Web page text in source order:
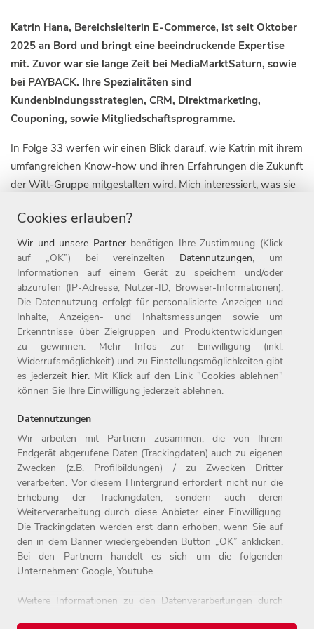
Katrin Hana, Bereichsleiterin E-Commerce, ist seit Oktober
2025 an Bord und bringt eine beeindruckende Expertise
mit. Zuvor war sie lange Zeit bei MediaMarktSaturn, sowie
bei PAYBACK. Ihre Spezialitäten sind
Kundenbindungsstrategien, CRM, Direktmarketing,
Couponing, sowie Mitgliedschaftsprogramme.
In Folge 33 werfen wir einen Blick darauf, wie Katrin mit ihrem
umfangreichen Know-how und ihren Erfahrungen die Zukunft
der Witt-Gruppe mitgestalten wird. Mich interessiert, was sie
Führungsstil beschreibt und was sie von unserer
Unternehmenskultur hält.
Home
Arbeitgeber
Benefits
Jobs
Einstiegslevel
Arbeitsfelder
Kontakt
Impressum
Datenschutz
© 2026 Witt-Gruppe.
Alle Rechte vorbehalten.
Cookies erlauben?
Wir und unsere Partnerbenötigen Ihre Zustimmung (Klick
auf „OK”) bei vereinzelten Datennutzungen, um
Informationen auf einem Gerät zu speichern und/oder
abzurufen (IP-Adresse, Nutzer-ID, Browser-Informationen).
Die Datennutzung erfolgt für personalisierte Anzeigen und
Inhalte, Anzeigen- und Inhaltsmessungen sowie um
Erkenntnisse über Zielgruppen und Produktentwicklungen
zu gewinnen. Mehr Infos zur Einwilligung (inkl.
Widerrufsmöglichkeit) und zu Einstellungsmöglichkeiten gibt
es jederzeit hier. Mit Klick auf den Link "Cookies ablehnen"
können Sie Ihre Einwilligung jederzeit ablehnen.
Datennutzungen
Wir arbeiten mit Partnern zusammen, die von Ihrem
Endgerät abgerufene Daten (Trackingdaten) auch zu eigenen
Zwecken (z.B. Profilbildungen) / zu Zwecken Dritter
verarbeiten. Vor diesem Hintergrund erfordert nicht nur die
Erhebung der Trackingdaten, sondern auch deren
Weiterverarbeitung durch diese Anbieter einer Einwilligung.
Die Trackingdaten werden erst dann erhoben, wenn Sie auf
den in dem Banner wiedergebenden Button „OK” anklicken.
Bei den Partnern handelt es sich um die folgenden
Unternehmen: Google, Youtube
Weitere Informationen zu den Datenverarbeitungen durch